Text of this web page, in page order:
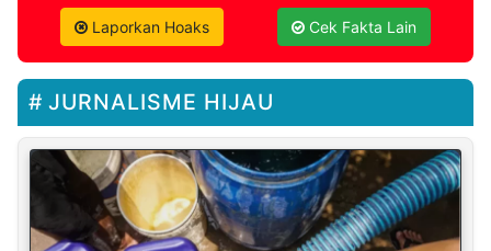
Laporkan Hoaks Cek Fakta Lain
JURNALISME HIJAU